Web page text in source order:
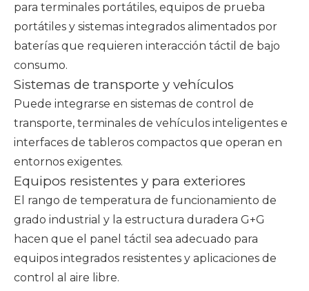
para terminales portátiles, equipos de prueba
portátiles y sistemas integrados alimentados por
baterías que requieren interacción táctil de bajo
consumo.
Sistemas de transporte y vehículos
Puede integrarse en sistemas de control de
transporte, terminales de vehículos inteligentes e
interfaces de tableros compactos que operan en
entornos exigentes.
Equipos resistentes y para exteriores
El rango de temperatura de funcionamiento de
grado industrial y la estructura duradera G+G
hacen que el panel táctil sea adecuado para
equipos integrados resistentes y aplicaciones de
control al aire libre.